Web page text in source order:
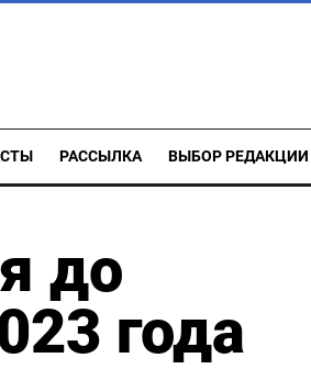
РАССЫЛКА ВЫБОР РЕДАКЦИИ
до
года